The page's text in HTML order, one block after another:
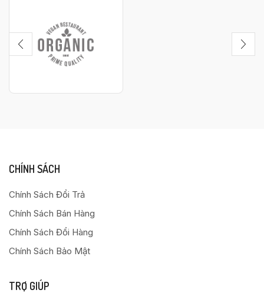
CHÍNH SÁCH
Chính Sách Đổi Trả
Chính Sách Bán Hàng
Chính Sách Đổi Hàng
Chính Sách Bảo Mật
TRỢ GIÚP